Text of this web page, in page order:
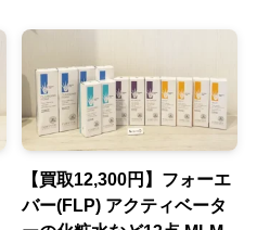
【買取12,300円】フォーエ
バー(FLP) アクティベータ